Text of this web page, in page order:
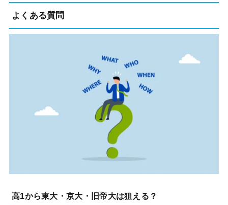
よくある質問
高1から東大・京大・旧帝大は狙える？